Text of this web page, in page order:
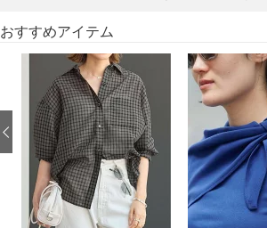
おすすめアイテム